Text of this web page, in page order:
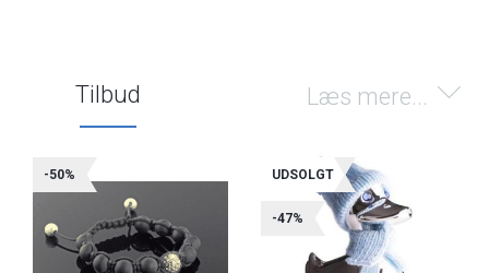
Læs mere...
Tilbud
-50% UDSOLGT
-47%